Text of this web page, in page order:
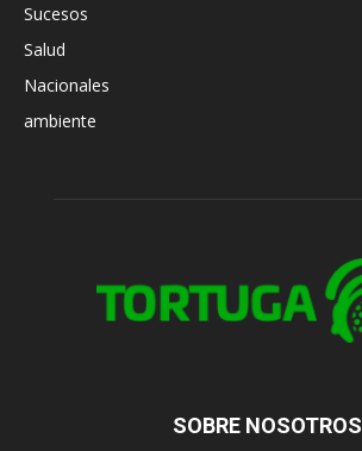
Sucesos
Salud
Nacionales
ambiente
SOBRE NOSOTROS